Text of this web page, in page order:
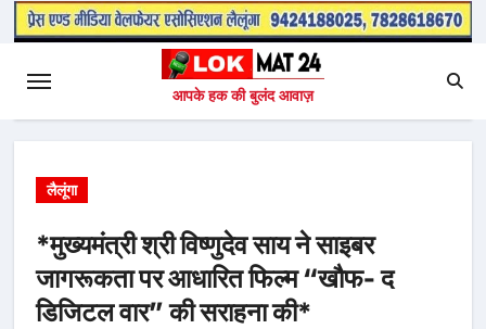
आपके हक की बुलंद आवाज़
लैलूंगा
*मुख्यमंत्री श्री विष्णुदेव साय ने साइबर
जागरूकता पर आधारित फिल्म “खौफ- द
डिजिटल वार” की सराहना की*